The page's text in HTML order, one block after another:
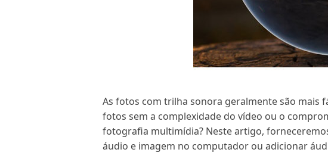
As fotos com trilha sonora geralmente são mais
fotos sem a complexidade do vídeo ou o
fotografia multimídia? Neste artigo,
áudio e imagem no computador ou adicionar